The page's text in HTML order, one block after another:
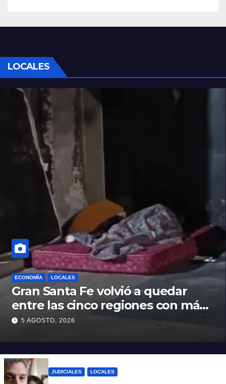
LOCALES
ECONOMÍA LOCALES
Gran Santa Fe volvió a quedar
entre las cinco regiones con más
pobreza del país
5 AGOSTO, 2026
JUDICIALES LOCALES